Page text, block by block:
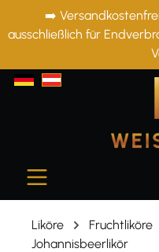
springen
➡️
ausschließlich für
Liköre Fruchtliköre
Johannisbeerlikör